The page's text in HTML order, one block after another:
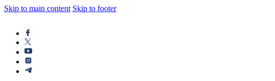
Skip to main content Skip to footer